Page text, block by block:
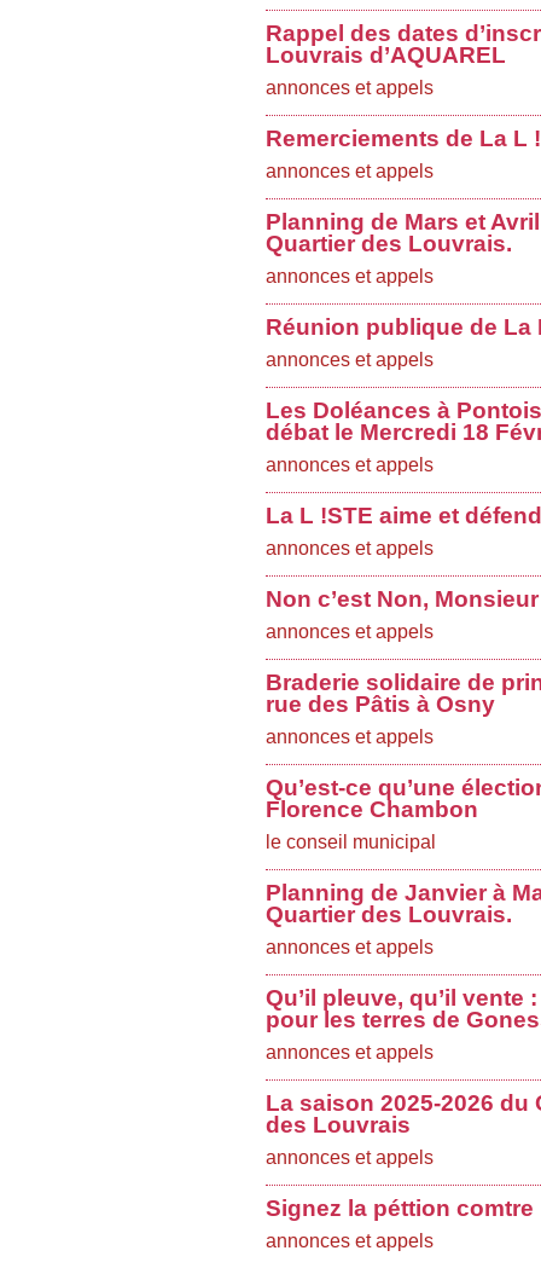
Rappel des dates
Louvrais d’AQUAREL
annonces et appels
Remerciements de La L
annonces et appels
Planning de Mars et
Quartier des Louvrais.
annonces et appels
Réunion publique de La
annonces et appels
Les Doléances à
débat le Mercredi 18
annonces et appels
La L !STE aime et
annonces et appels
Non c’est Non,
annonces et appels
Braderie solidaire de
rue des Pâtis à Osny
annonces et appels
Qu’est-ce qu’une
Florence Chambon
le conseil municipal
Planning de Janvier à
Quartier des Louvrais.
annonces et appels
Qu’il pleuve, qu’il vente
pour les terres de
annonces et appels
La saison 2025-2026
des Louvrais
annonces et appels
Signez la péttion
annonces et appels